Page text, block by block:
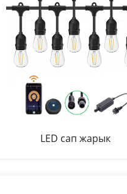
LED сап жарык